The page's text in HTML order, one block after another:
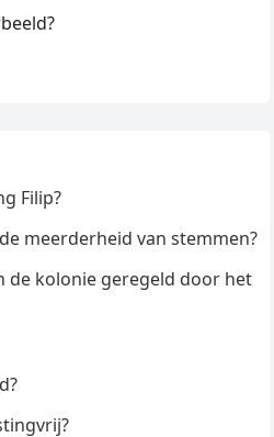
Filip?
meerderheid van stemmen?
de kolonie geregeld door het